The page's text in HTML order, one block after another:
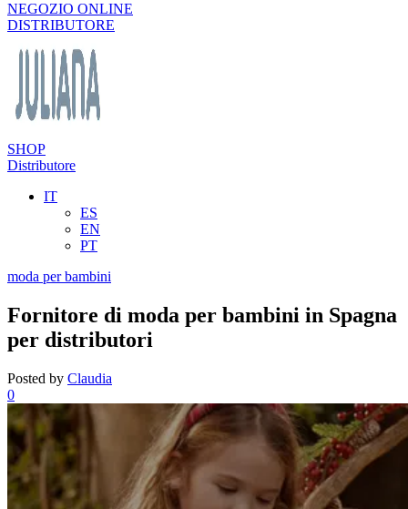
NEGOZIO ONLINE
DISTRIBUTORE
SHOP
Distributore
IT
ES
EN
PT
moda per bambini
Fornitore di moda per bambini in Spagna
per distributori
Posted by Claudia
0